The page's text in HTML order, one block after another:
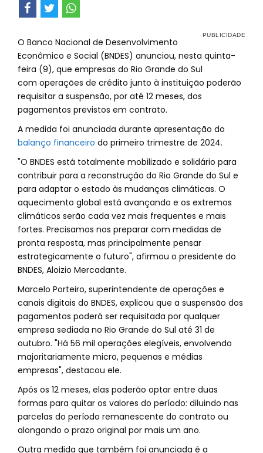
O Banco Nacional de Desenvolvimento
Econômico e Social (BNDES) anunciou, nesta quinta-
feira (9), que empresas do Rio Grande do Sul
com operações de crédito junto à instituição poderão
requisitar a suspensão, por até 12 meses, dos
pagamentos previstos em contrato.
A medida foi anunciada durante apresentação do
balanço financeiro do primeiro trimestre de 2024.
"O BNDES está totalmente mobilizado e solidário para
contribuir para a reconstrução do Rio Grande do Sul e
para adaptar o estado às mudanças climáticas. O
aquecimento global está avançando e os extremos
climáticos serão cada vez mais frequentes e mais
fortes. Precisamos nos preparar com medidas de
pronta resposta, mas principalmente pensar
estrategicamente o futuro", afirmou o presidente do
BNDES, Aloizio Mercadante.
Marcelo Porteiro, superintendente de operações e
canais digitais do BNDES, explicou que a suspensão dos
pagamentos poderá ser requisitada por qualquer
empresa sediada no Rio Grande do Sul até 31 de
outubro. "Há 56 mil operações elegíveis, envolvendo
majoritariamente micro, pequenas e médias
empresas", destacou ele.
Após os 12 meses, elas poderão optar entre duas
formas para quitar os valores do período: diluindo nas
parcelas do período remanescente do contrato ou
alongando o prazo original por mais um ano.
Outra medida que também foi anunciada é a